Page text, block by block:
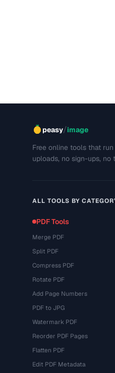
peasy/image
Free online tools that
uploads, no sign-ups, no
ALL TOOLS BY
PDF Tools
Merge PDF
Split PDF
Compress PDF
Rotate PDF
Add Page Numbers
PDF to JPG
Watermark PDF
Reorder PDF Pages
Flatten PDF
Edit PDF Metadata